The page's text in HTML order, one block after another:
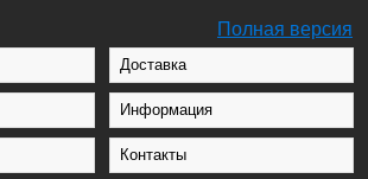
Полная версия
Доставка
Информация
Контакты